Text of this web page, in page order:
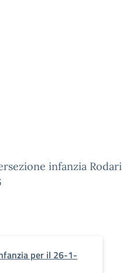
infanzia
per il 26-1-